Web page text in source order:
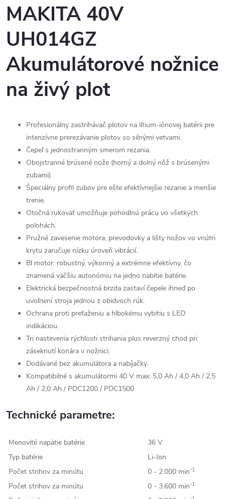
MAKITA 40V
UH014GZ
Akumulátorové nožnice
na živý plot
Profesionálny zastrihávač plotov na lítium-iónovej batérii pre
intenzívne prerezávanie plotov so silnými vetvami.
Čepeľ s jednostranným smerom rezania.
Obojstranné brúsené nože (horný a dolný nôž s brúsenými
zubami).
Špeciálny profil zubov pre ešte efektívnejšie rezanie a menšie
trenie.
Otočná rukoväť umožňuje pohodlnú prácu vo všetkých
polohách.
Pružné zavesenie motora, prevodovky a lišty nožov vo vnútri
krytu zaručuje nízku úroveň vibrácií.
Bl motor: robustný, výkonný a extrémne efektívny, čo
znamená väčšiu autonómiu na jedno nabitie batérie.
Elektrická bezpečnostná brzda zastaví čepele ihneď po
uvoľnení stroja jednou z obidvoch rúk.
Ochrana proti preťaženiu a hlbokému vybitiu s LED
indikáciou.
Tri nastevenia rýchlosti strihania plus reverzný chod pri
záseknutí konára v nožnici.
Dodávané bez akumulátora a nabíjačky.
Kompatibilné s akumulátormi 40 V max: 5,0 Ah / 4,0 Ah / 2,5
Ah / 2,0 Ah / PDC1200 / PDC1500
Technické parametre:
Menovité napätie batérie
36 V
Typ batérie
Li-Ion
Počet strihov za minútu
0 - 2.000 min-1
Počet strihov za minútu 0 - 3.600 min-1